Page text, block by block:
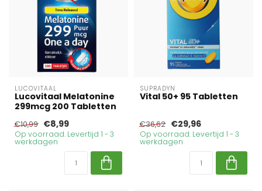
LUCOVITAAL
Lucovitaal Melatonine
299mcg 200 Tabletten
€10,99 €8,99
Op voorraad. Levertijd 1 - 3
werkdagen
SUPRADYN
Vital 50+ 95 Tabletten
€36,62 €29,96
Op voorraad. Levertijd 1 - 3
werkdagen